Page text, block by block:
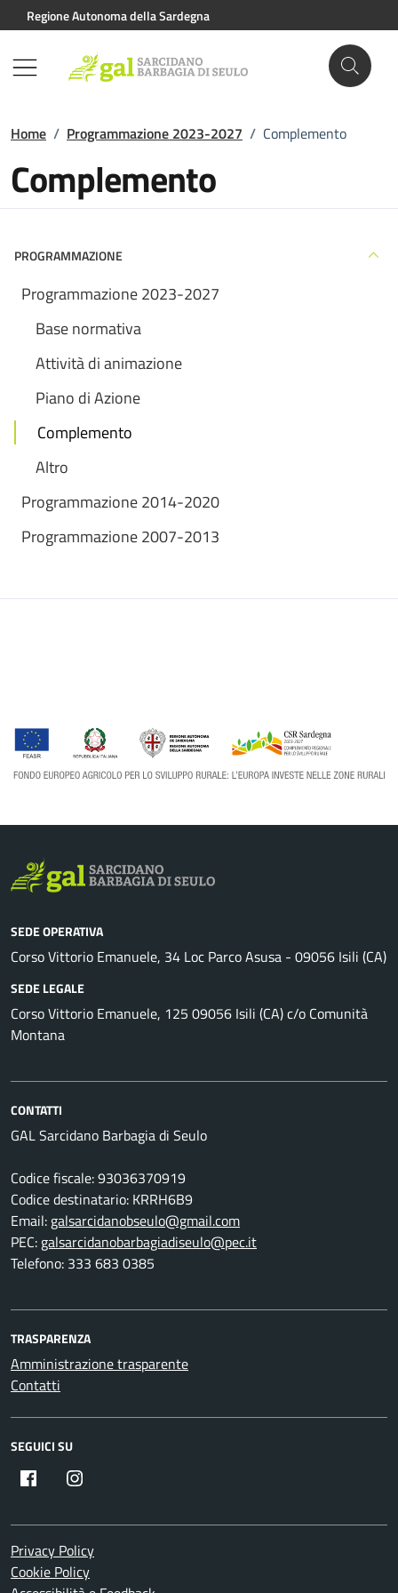
Vai ai contenuti
Vai al footer
Regione Autonoma della Sardegna
Home / Programmazione 2023-2027 / Complemento
Complemento
PROGRAMMAZIONE
Programmazione 2023-2027
Base normativa
Attività di animazione
Piano di Azione
Complemento
Altro
Programmazione 2014-2020
Programmazione 2007-2013
SEDE OPERATIVA
Corso Vittorio Emanuele, 34 Loc Parco Asusa - 09056 Isili (CA)
SEDE LEGALE
Corso Vittorio Emanuele, 125 09056 Isili (CA) c/o Comunità
Montana
CONTATTI
GAL Sarcidano Barbagia di Seulo
Codice fiscale: 93036370919
Codice destinatario: KRRH6B9
Email: galsarcidanobseulo@gmail.com
PEC: galsarcidanobarbagiadiseulo@pec.it
Telefono: 333 683 0385
TRASPARENZA
Amministrazione trasparente
Contatti
SEGUICI SU
Facebook
Privacy Policy
Cookie Policy